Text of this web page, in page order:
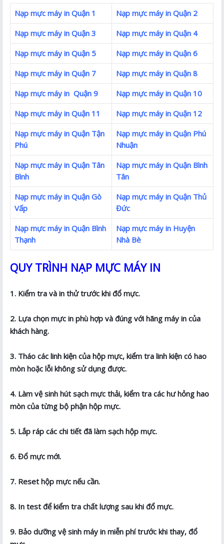
Nạp mực máy in Quận 1
Nạp mực máy in Quận 2
Nạp mực máy in Quận 3
Nạp mực máy in Quận 4
Nạp mực máy in Quận 5
Nạp mực máy in Quận 6
Nạp mực máy in Quận 7
Nạp mực máy in Quận 8
Nạp mực máy in Quận 9
Nạp mực máy in Quận 10
Nạp mực máy in Quận 11
Nạp mực máy in Quận 12
Nạp mực máy in Quận Tận
Phú
Nạp mực máy in Quận Phú
Nhuận
Nạp mực máy in Quận Tân
Bình
Nạp mực máy in Quận Bình
Tân
Nạp mực máy in Quận Gò
Vấp
Nạp mực máy in Quận Thủ
Đức
Nạp mực máy in Quận Bình
Thạnh
Nạp mực máy in Huyện
Nhà Bè
QUY TRÌNH NẠP MỰC MÁY IN
1. Kiểm tra và in thử trước khi đổ mực.
2. Lựa chọn mực in phù hợp và đúng với hãng máy in của
khách hàng.
3. Tháo các linh kiện của hộp mực, kiểm tra linh kiện có hao
mòn hoặc lỗi không sử dụng được.
4. Làm vệ sinh hút sạch mực thải, kiểm tra các hư hỏng hao
mòn của từng bộ phận hộp mực.
5. Lắp ráp các chi tiết đã làm sạch hộp mực.
6. Đổ mực mới.
7. Reset hộp mực nếu cần.
8. In test để kiểm tra chất lượng sau khi đổ mực.
9. Bảo dưỡng vệ sinh máy in miễn phí trước khi thay, đổ